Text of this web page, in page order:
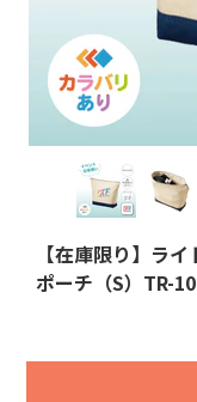
【在庫限り】ラ
ポーチ（S）TR-